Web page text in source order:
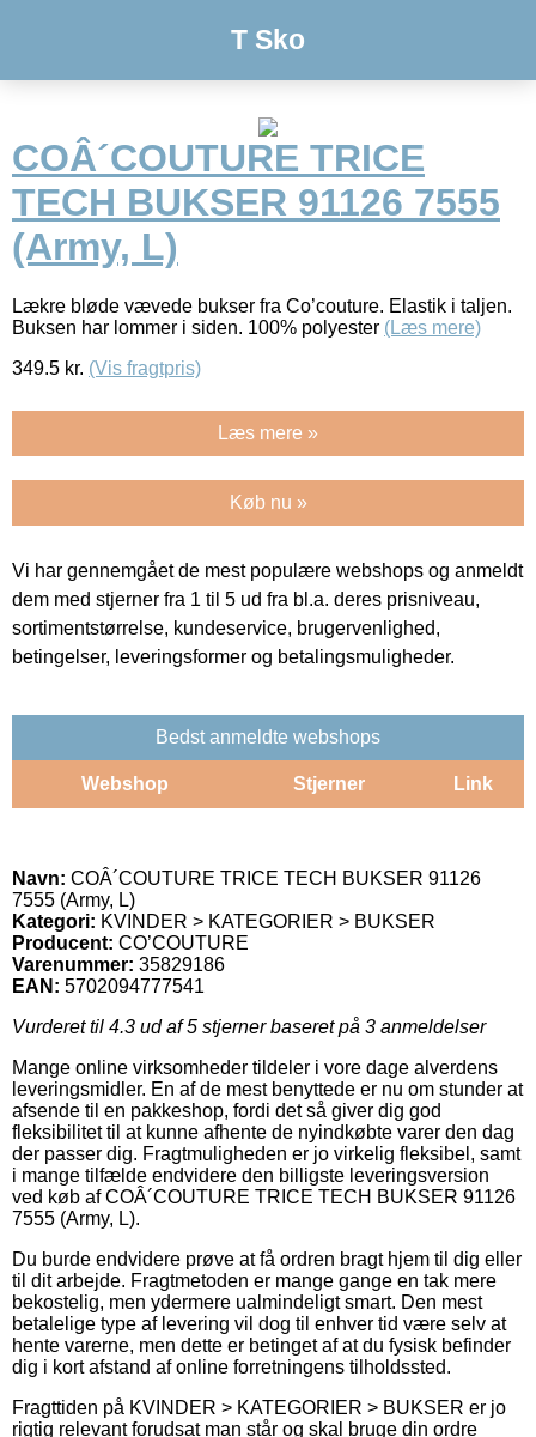
T Sko
COÂ´COUTURE TRICE
TECH BUKSER 91126 7555
(Army, L)
Lækre bløde vævede bukser fra Co’couture. Elastik i taljen.
Buksen har lommer i siden. 100% polyester (Læs mere)
349.5 kr. (Vis fragtpris)
Læs mere »
Køb nu »
Vi har gennemgået de mest populære webshops og anmeldt
dem med stjerner fra 1 til 5 ud fra bl.a. deres prisniveau,
sortimentstørrelse, kundeservice, brugervenlighed,
betingelser, leveringsformer og betalingsmuligheder.
Bedst anmeldte webshops
Webshop Stjerner Link
Navn: COÂ´COUTURE TRICE TECH BUKSER 91126
7555 (Army, L)
Kategori: KVINDER > KATEGORIER > BUKSER
Producent: CO’COUTURE
Varenummer: 35829186
EAN: 5702094777541
Vurderet til 4.3 ud af 5 stjerner baseret på 3 anmeldelser
Mange online virksomheder tildeler i vore dage alverdens
leveringsmidler. En af de mest benyttede er nu om stunder at
afsende til en pakkeshop, fordi det så giver dig god
fleksibilitet til at kunne afhente de nyindkøbte varer den dag
der passer dig. Fragtmuligheden er jo virkelig fleksibel, samt
i mange tilfælde endvidere den billigste leveringsversion
ved køb af COÂ´COUTURE TRICE TECH BUKSER 91126
7555 (Army, L).
Du burde endvidere prøve at få ordren bragt hjem til dig eller
til dit arbejde. Fragtmetoden er mange gange en tak mere
bekostelig, men ydermere ualmindeligt smart. Den mest
betalelige type af levering vil dog til enhver tid være selv at
hente varerne, men dette er betinget af at du fysisk befinder
dig i kort afstand af online forretningens tilholdssted.
Fragttiden på KVINDER > KATEGORIER > BUKSER er jo
rigtig relevant forudsat man står og skal bruge din ordre